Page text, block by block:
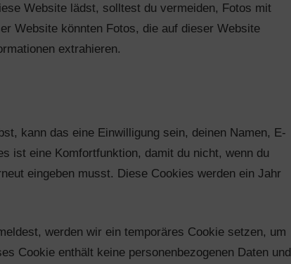
Website lädst, solltest du vermeiden, Fotos mit
Website könnten Fotos, die auf dieser Website
extrahieren.
kann das eine Einwilligung sein, deinen Namen, E-
ist eine Komfortfunktion, damit du nicht, wenn du
eingeben musst. Diese Cookies werden ein Jahr
werden wir ein temporäres Cookie setzen, um
Cookie enthält keine personenbezogenen Daten und